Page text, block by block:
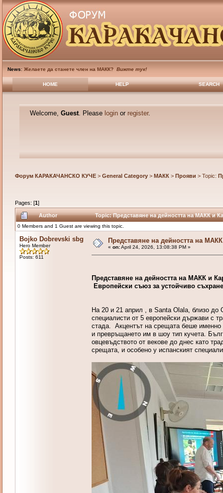
News: Желаете да станете член на МАКК? Вижте тук!
HOME HELP SEARCH
Welcome, Guest. Please loginor register.
Форум КАРАКАЧАНСКО КУЧЕ> General Category> МАКК> Прояви > Topic:
Pages: [1]
Author Topic: Представяне на дейността на МАКК и
0 Members and 1 Guest are viewing this topic.
Bojko Dobrevski sbg
Hero Member
Posts: 611
Представяне на дейността на
« on:April 24, 2026, 13:08:38 PM »
Представяне на дейността на МАКК и
Eвропейски съюз за устойчиво
На 20 и 21 април , в Santa Olala, близо до
специалисти от 5 европейски държави с
стада. Акцентът на срещата беше именно
и превръщането им в шоу тип кучета.
овцевъдството от векове до днес като
срещата, и особено у испанският